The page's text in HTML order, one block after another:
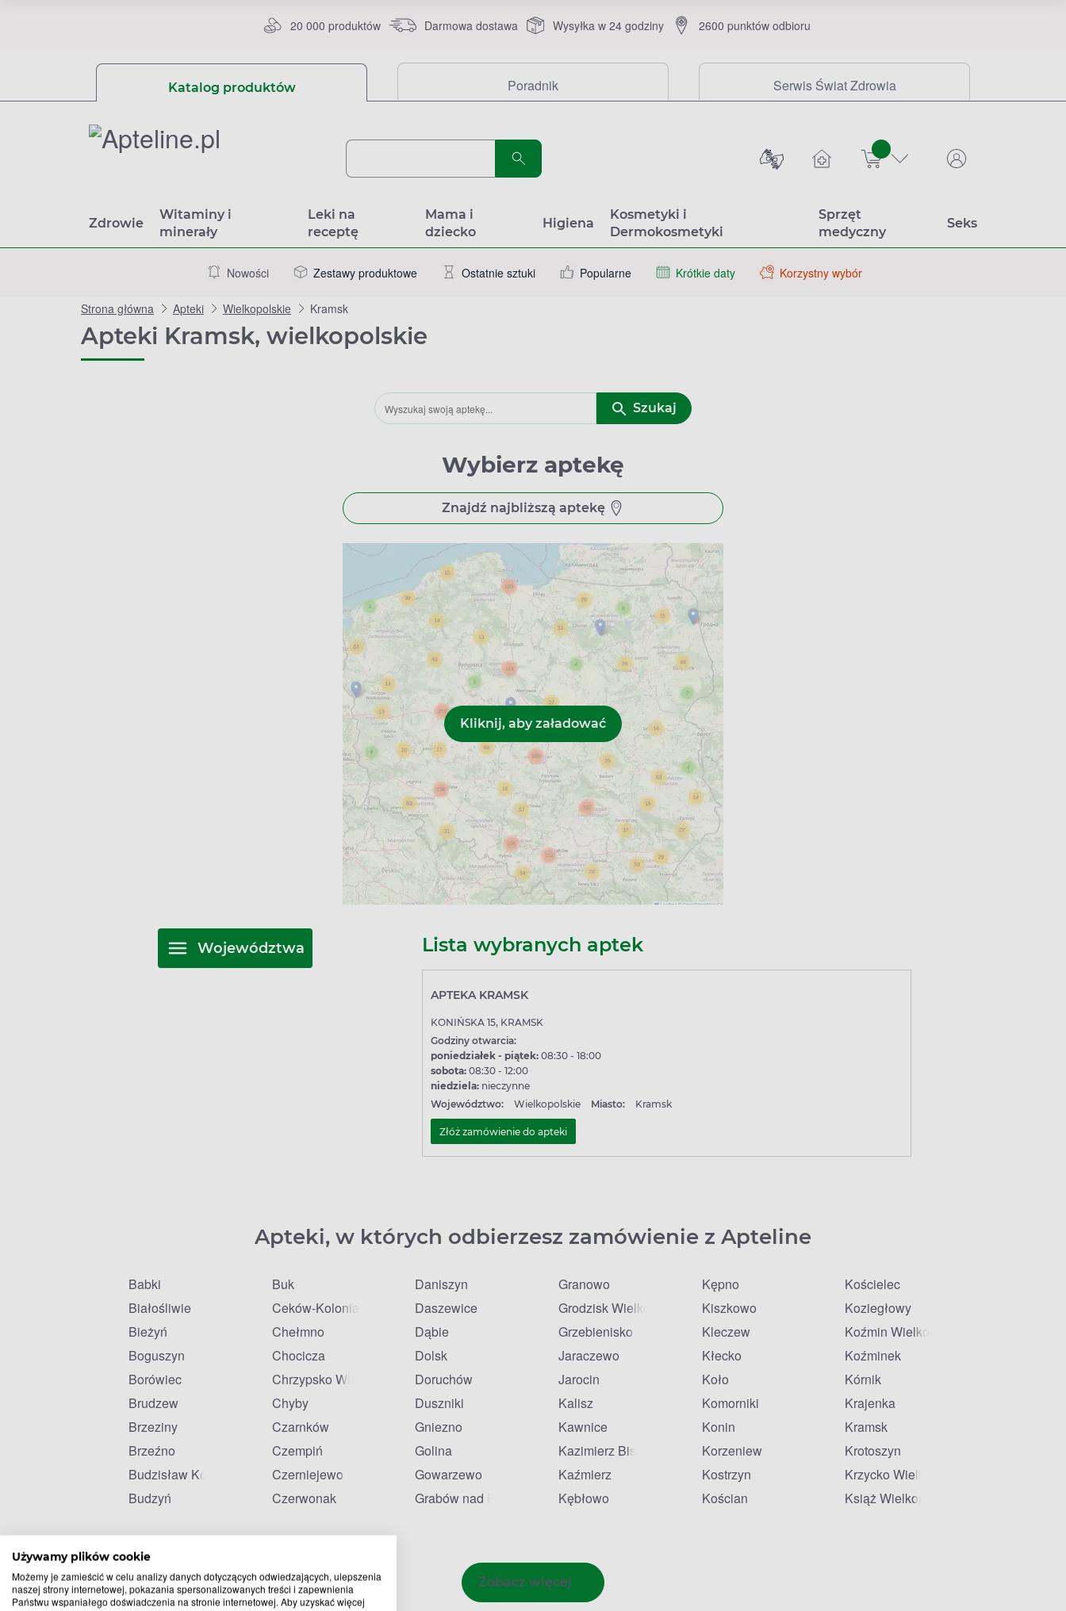
Używamy plików cookie
Możemy je zamieścić w celu analizy danych dotyczących odwiedzających, ulepszenia
naszej strony internetowej, pokazania spersonalizowanych treści i zapewnienia
Państwu wspaniałego doświadczenia na stronie internetowej. Aby uzyskać więcej
20 000 produktów Darmowa dostawa Wysyłka w 24 godziny 2600 punktów odbioru
Katalog produktów Poradnik Serwis Świat Zdrowia
sztuk
Zdrowie
Witaminy i
minerały
Leki na
receptę
Mama i
dziecko
Higiena
Kosmetyki i
Dermokosmetyki
Sprzęt
medyczny
Seks
Nowości Zestawy produktowe Ostatnie sztuki Popularne Krótkie daty Korzystny wybór
Strona główna Apteki Wielkopolskie Kramsk
Apteki Kramsk, wielkopolskie
Szukaj
Wybierz aptekę
Znajdź najbliższą aptekę
Województwa Lista wybranych aptek
APTEKA KRAMSK
KONIŃSKA 15, KRAMSK
Godziny otwarcia:
poniedziałek - piątek:08:30 - 18:00
sobota:08:30 - 12:00
niedziela:nieczynne
Województwo:
Wielkopolskie Miasto: Kramsk
Złóż zamówienie do apteki
Apteki, w których odbierzesz zamówienie z Apteline
Babki
Białośliwie
Bieżyń
Boguszyn
Borówiec
Brudzew
Brzeziny
Brzeźno
Budzisław Kościelny
Budzyń
Buk
Ceków-Kolonia
Chełmno
Chocicza
Chrzypsko Wielkie
Chyby
Czarnków
Czempiń
Czerniejewo
Czerwonak
Daniszyn
Daszewice
Dąbie
Dolsk
Doruchów
Duszniki
Gniezno
Golina
Gowarzewo
Grabów nad Prosną
Granowo
Grodzisk Wielkopolski
Grzebienisko
Jaraczewo
Jarocin
Kalisz
Kawnice
Kazimierz Biskupi
Kaźmierz
Kębłowo
Kępno
Kiszkowo
Kleczew
Kłecko
Koło
Komorniki
Konin
Korzeniew
Kostrzyn
Kościan
Kościelec
Koziegłowy
Koźmin Wielkopolski
Koźminek
Kórnik
Krajenka
Kramsk
Krotoszyn
Krzycko Wielkie
Książ Wielkopolski
Zobacz więcej